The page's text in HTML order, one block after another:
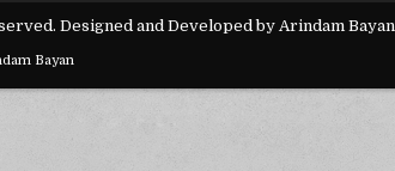
Designed and Developed by Arindam Bayan
Bayan